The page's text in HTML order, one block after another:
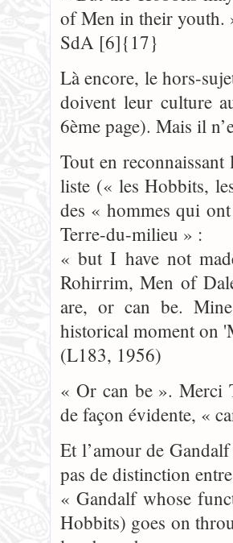
of Men in their youth.
SdA [6]{17}
Là encore, le hors-
doivent leur culture
6ème page). Mais il
Tout en
liste (« les Hobbits,
des « hommes qui
Terre-du-milieu » :
« but I have not
Rohirrim, Men of
are, or can be.
historical moment on
(L183, 1956)
« Or can be ». Merci
de façon évidente, «
Et l’amour de
pas de distinction
« Gandalf whose
Hobbits) goes on